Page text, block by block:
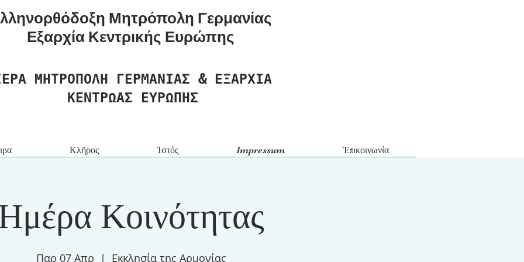
Μητρόπολη Γερμανίας
Εξαρχία Κεντρικής Ευρώπης
ΜΗΤΡΟΠΟΛΗ ΓΕΡΜΑΝΙΑΣ & ΕΞΑΡΧΙΑ
ΚΕΝΤΡΩΑΣ ΕΥΡΩΠΗΣ
Κλῆρος Ἰστός Impressum Ἐπικοινωνία
Κοινότητας
Παρ 07 Απρ
  |
Εκκλησία της Αρμονίας